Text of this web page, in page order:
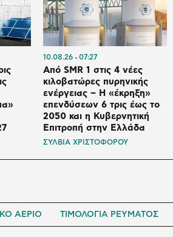
10.08.26 07:27
Από SMR 1 στις 4 νέες
κιλοβατώρες πυρηνικής
ενέργειας – Η «έκρηξη»
επενδύσεων 6 τρις έως το
2050 και η Κυβερνητική
Επιτροπή στην Ελλάδα
ΣΥΛΒΙΑ ΧΡΙΣΤΟΦΟΡΟΥ
ΑΕΡΙΟ ΤΙΜΟΛΟΓΙΑ ΡΕΥΜΑΤΟΣ